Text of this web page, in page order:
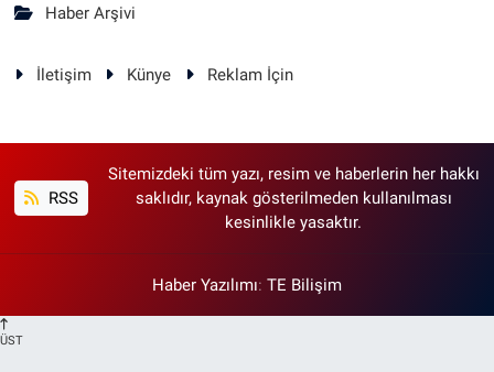
Haber Arşivi
İletişim Künye Reklam İçin
RSS
Sitemizdeki tüm yazı, resim ve haberlerin her hakkı
saklıdır, kaynak gösterilmeden kullanılması
kesinlikle yasaktır.
Haber Yazılımı: TE Bilişim
ÜST